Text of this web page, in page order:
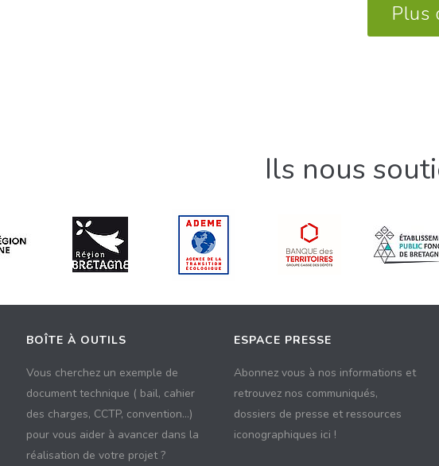
Plus
Ils nous
BOÎTE À OUTILS
Vous cherchez un exemple de
document technique ( bail, cahier
des charges, CCTP, convention...)
pour vous aider à avancer dans la
réalisation de votre projet ?
ESPACE PRESSE
Abonnez vous à nos informations et
retrouvez nos communiqués,
dossiers de presse et ressources
iconographiques ici !